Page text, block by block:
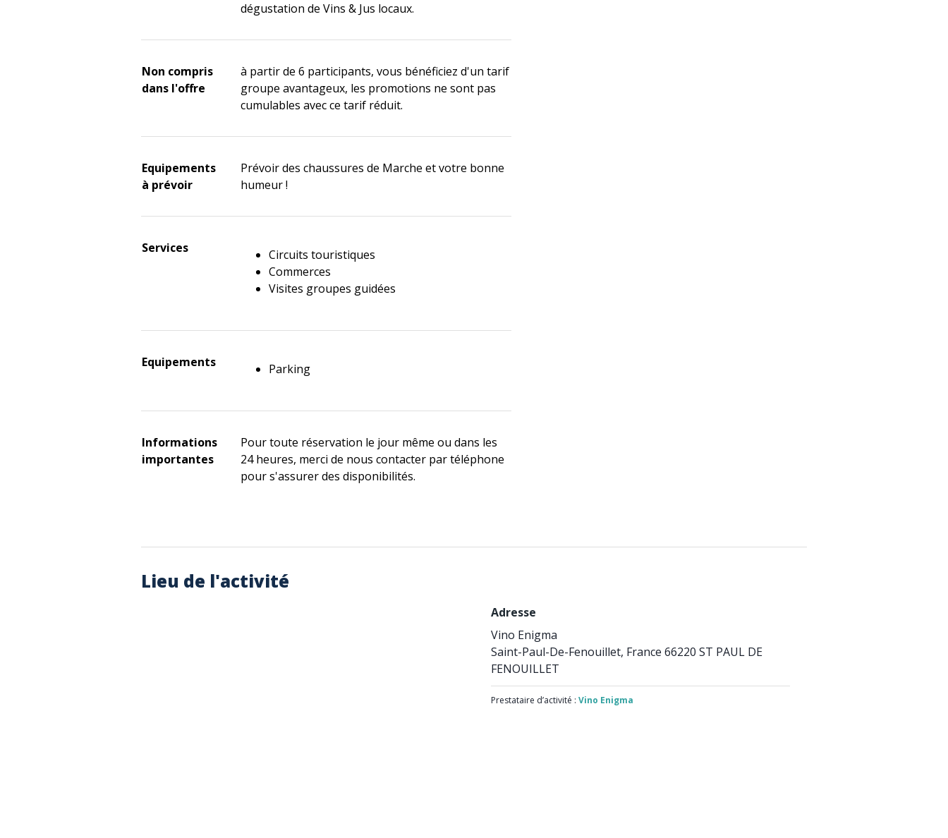
dégustation de Vins & Jus locaux.
Non compris
dans l'offre
à partir de 6 participants, vous bénéficiez d'un tarif
groupe avantageux, les promotions ne sont pas
cumulables avec ce tarif réduit.
Equipements
à prévoir
Prévoir des chaussures de Marche et votre bonne
humeur !
Services
Circuits touristiques
Commerces
Visites groupes guidées
Equipements Parking
Informations
importantes
Pour toute réservation le jour même ou dans les
24 heures, merci de nous contacter par téléphone
pour s'assurer des disponibilités.
Lieu de l'activité
Adresse
Vino Enigma
Saint-Paul-De-Fenouillet, France 66220 ST PAUL DE
FENOUILLET
Prestataire d’activité : Vino Enigma